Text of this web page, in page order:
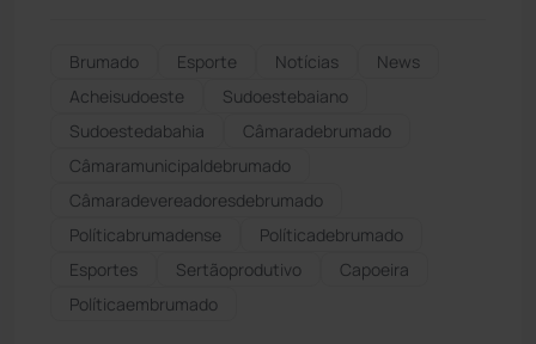
Brumado Esporte Notícias
News
Acheisudoeste
Sudoestebaiano
Sudoestedabahia
Câmaradebrumado
Câmaramunicipaldebrumado
Câmaradevereadoresdebrumado
Políticabrumadense
Políticadebrumado
Esportes
Sertãoprodutivo
Capoeira
Políticaembrumado